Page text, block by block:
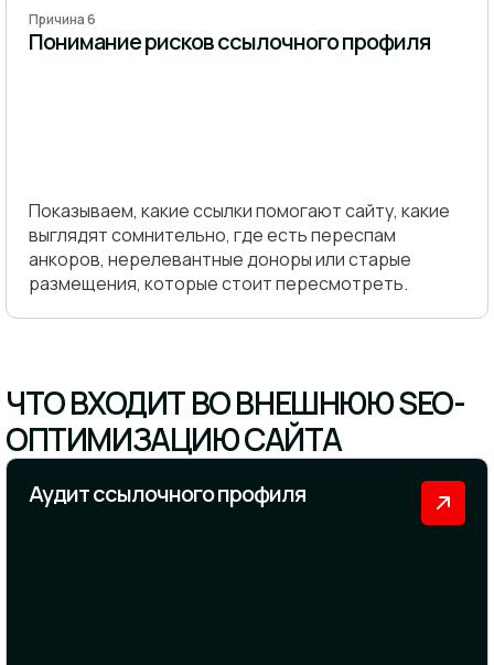
Причина 6
Понимание рисков ссылочного профиля
Показываем, какие ссылки помогают сайту, какие
выглядят сомнительно, где есть переспам
анкоров, нерелевантные доноры или старые
размещения, которые стоит пересмотреть.
ЧТО ВХОДИТ ВО ВНЕШНЮЮ SEO-
ОПТИМИЗАЦИЮ САЙТА
Аудит ссылочного профиля